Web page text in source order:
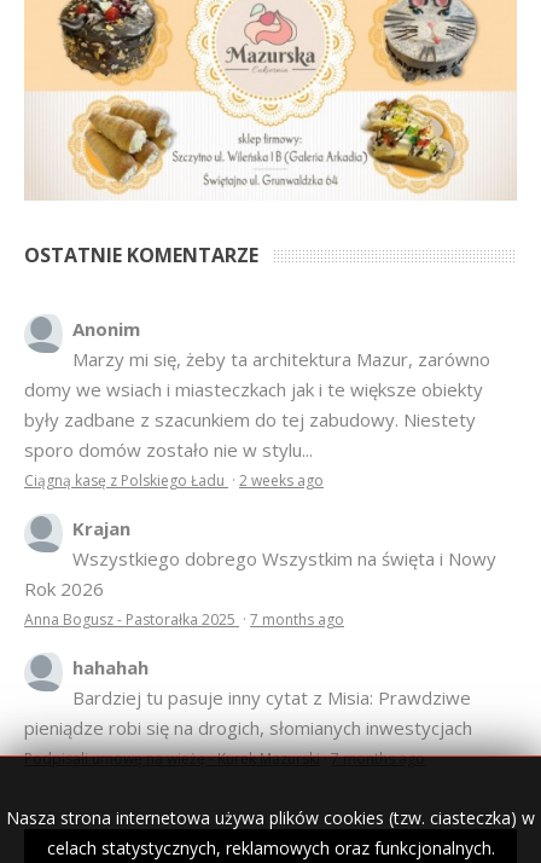
OSTATNIE KOMENTARZE
domy we wsiach i miasteczkach jak i te większe obiekty
były zadbane z szacunkiem do tej zabudowy. Niestety
sporo domów zostało nie w stylu...
Ciągną kasę z Polskiego Ładu·2 weeks ago
Krajan
Rok 2026
Anna Bogusz - Pastorałka 2025·7 months ago
hahahah
pieniądze robi się na drogich, słomianych inwestycjach
Podpisali umowę na wieżę - Kurek Mazurski·7 months ago
Nasza strona internetowa używa plików cookies (tzw. ciasteczka) w
celach statystycznych, reklamowych oraz funkcjonalnych.
© 2007–2018 Kurek Mazurski — archiwalne wydania lokalnej
gazety.